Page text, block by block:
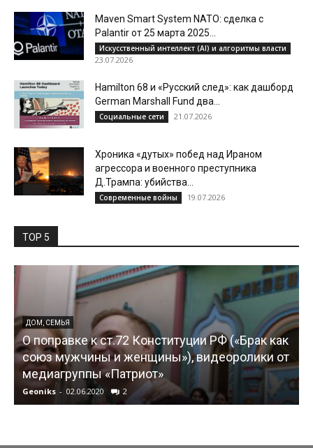
Maven Smart System NATO: сделка с
Palantir от 25 марта 2025...
Искусственный интеллект (AI) и алгоритмы власти
23.07.2026
Hamilton 68 и «Русский след»: как дашборд
German Marshall Fund два...
Социальные сети 21.07.2026
Хроника «дутых» побед над Ираном
агрессора и военного преступника
Д.Трампа: убийства...
Современные войны 19.07.2026
TOP 5
ДОМ, СЕМЬЯ
О поправке к ст.72 Конституции РФ («Брак как
союз мужчины и женщины»), видеоролики от
медиагруппы «Патриот»
Geoniks - 02.06.2020 2